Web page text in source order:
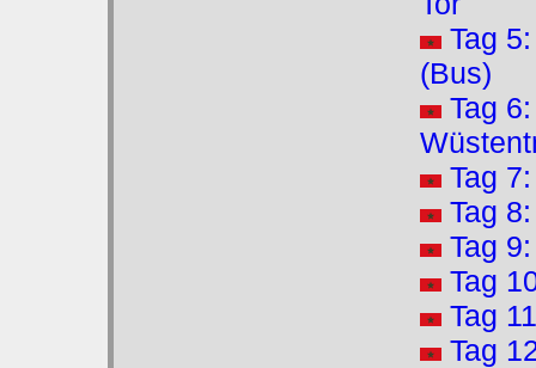
Tag
(Bus)
Tag
Tag
Tag
Tag
Tag
Tag
Tag